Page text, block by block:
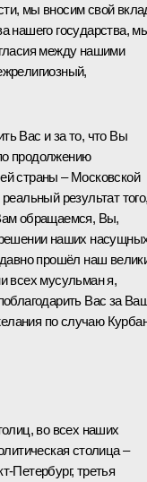
мы вносим свой
нашего государства,
между нашими
Вас и за то, что Вы
продолжению
страны – Московской
результат
обращаемся, Вы,
наших
прошёл наш
всех мусульман я,
Вас за
по случаю
во всех наших
столица –
Петербург, третья